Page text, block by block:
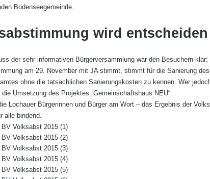
Bodenseegemeinde.
wird entscheiden
der sehr informativen Bürgerversammlung war den Besuchern klar:
am 29. November mit JA stimmt, stimmt für die Sanierung
ohne die tatsächlichen Sanierungskosten zu kennen. Wer
Umsetzung des Projektes „Gemeinschaftshaus NEU“.
Lochauer Bürgerinnen und Bürger am Wort – das Ergebnis der
alle bindend.